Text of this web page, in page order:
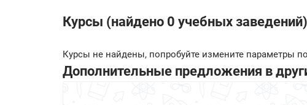
Курсы (найдено 0 учебных заведений)
Курсы не найдены, попробуйте измените параметры
Дополнительные предложения в